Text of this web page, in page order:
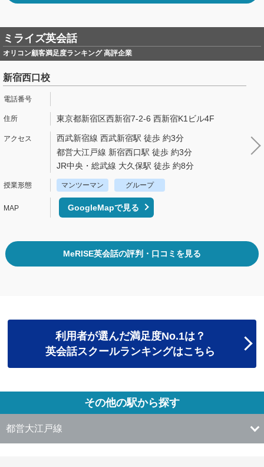
ミライズ英会話
オリコン顧客満足度ランキング 高評企業
新宿西口校
東京都新宿区西新宿7-2-6 西新宿K1ビル4F
西武新宿線 西武新宿駅 徒歩 約3分
都営大江戸線 新宿西口駅 徒歩 約3分
JR中央・総武線 大久保駅 徒歩 約8分
マンツーマン グループ
GoogleMapで見る
MeRISE英会話の評判・口コミを見る
利用者が選んだ満足度No.1は？
英会話スクールランキングはこちら
その他の駅から探す
都営大江戸線